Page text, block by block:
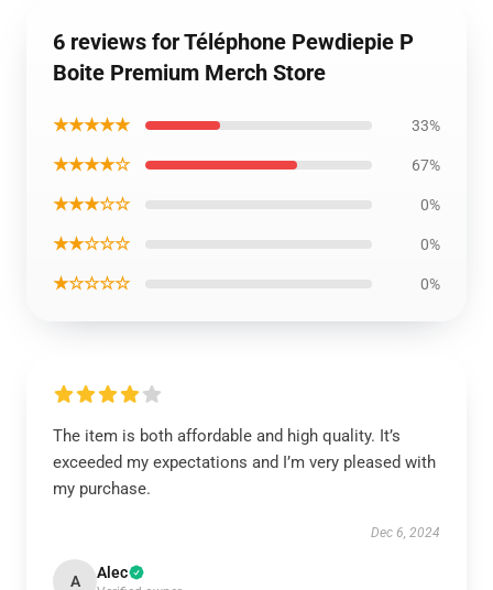
6 reviews for Téléphone Pewdiepie P
Boite Premium Merch Store
★★★★★ 33%
★★★★☆ 67%
★★★☆☆ 0%
★★☆☆☆ 0%
★☆☆☆☆ 0%
The item is both affordable and high quality. It’s
exceeded my expectations and I’m very pleased with
my purchase.
Dec 6, 2024
A Alec